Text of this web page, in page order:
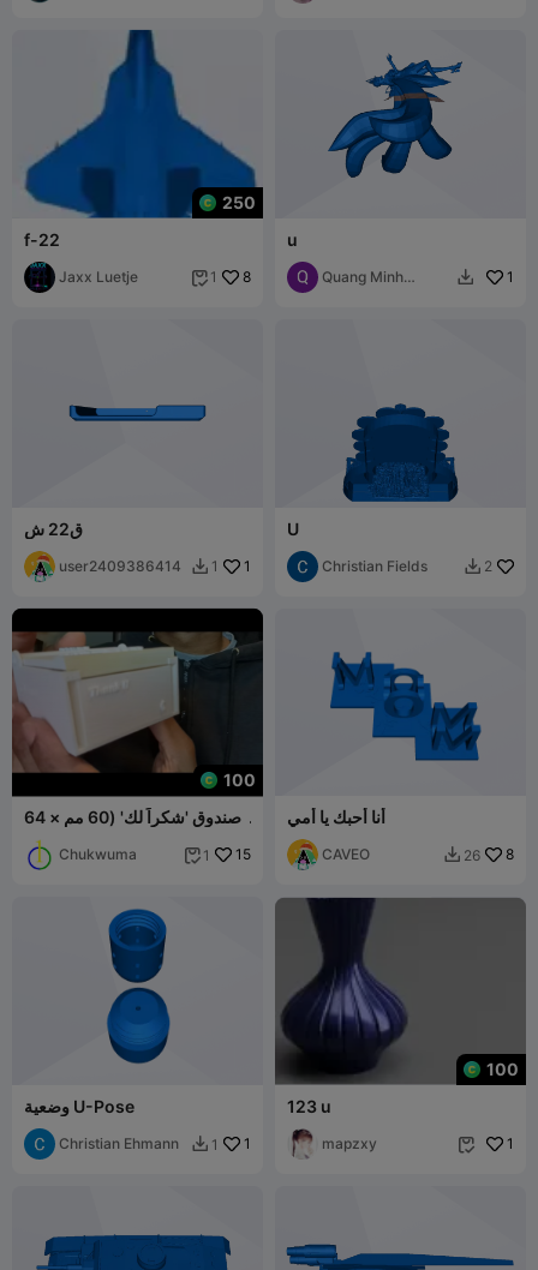
250
f-22
Jaxx Luetje  1 8
u
Quang Minh
 1
ق22 ش
user2409386414  1 1
U
Christian Fields  2
100
صندوق 'شكراً لك' (60 مم × 64
Chukwuma  1 15
أنا أحبك يا أمي
CAVEO  26 8
وضعية U-Pose
Christian Ehmann  1 1
100
123 u
mapzxy  1